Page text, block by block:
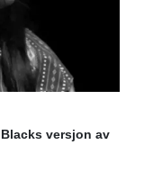
versjon av